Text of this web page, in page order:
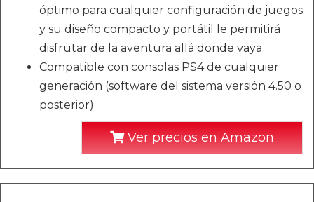
óptimo para cualquier configuración de juegos
y su diseño compacto y portátil le permitirá
disfrutar de la aventura allá donde vaya
Compatible con consolas PS4 de cualquier
generación (software del sistema versión 4.50 o
posterior)
Ver precios en Amazon